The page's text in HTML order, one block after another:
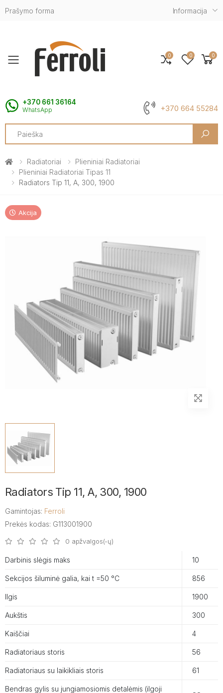
Prašymo forma Informacija
Toggle mobile menu
+370 661 36164
WhatsApp +370 664 55284
Search
0 0 0
Radiatoriai
Plieniniai Radiatoriai
Plieniniai Radiatoriai Tipas 11
Radiators Tip 11, A, 300, 1900
Akcija
Radiators Tip 11, A, 300, 1900
Gamintojas: Ferroli
Prekės kodas: G113001900
0 apžvalgos(-ų)
Darbinis slėgis maks 10
Sekcijos šiluminė galia, kai t =50 °C 856
Ilgis 1900
Aukštis 300
Kaiščiai 4
Radiatoriaus storis 56
Radiatoriaus su laikikliais storis 61
Bendras gylis su jungiamosiomis detalėmis (ilgoji